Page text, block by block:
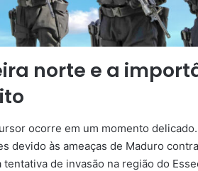
norte e a
ocorre em um momento
devido às ameaças de Maduro
de invasão na região do